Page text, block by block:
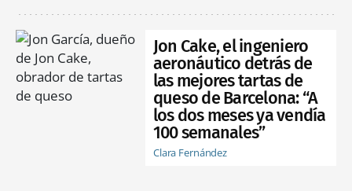
Jon Cake, el ingeniero
aeronáutico detrás de
las mejores tartas de
queso de Barcelona: “A
los dos meses ya vendía
100 semanales”
Clara Fernández